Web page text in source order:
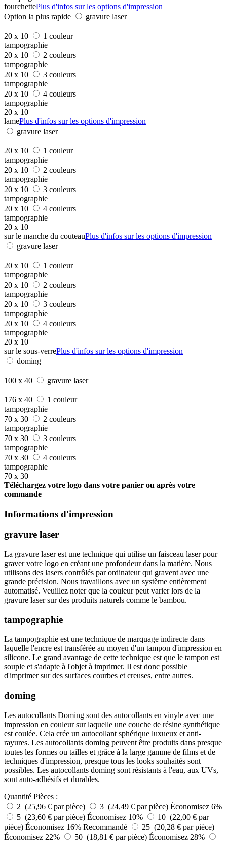
fourchettePlus d'infos sur les options d'impression
Option la plus rapide
gravure laser
20 x 10
1 couleur
tampographie
20 x 10
2 couleurs
tampographie
20 x 10
3 couleurs
tampographie
20 x 10
4 couleurs
tampographie
20 x 10
lamePlus d'infos sur les options d'impression
gravure laser
20 x 10
1 couleur
tampographie
20 x 10
2 couleurs
tampographie
20 x 10
3 couleurs
tampographie
20 x 10
4 couleurs
tampographie
20 x 10
sur le manche du couteauPlus d'infos sur les options d'impression
gravure laser
20 x 10
1 couleur
tampographie
20 x 10
2 couleurs
tampographie
20 x 10
3 couleurs
tampographie
20 x 10
4 couleurs
tampographie
20 x 10
sur le sous-verrePlus d'infos sur les options d'impression
doming
100 x 40 gravure laser
176 x 40
1 couleur
tampographie
70 x 30
2 couleurs
tampographie
70 x 30
3 couleurs
tampographie
70 x 30
4 couleurs
tampographie
70 x 30
Téléchargez votre logo dans votre panier ou après votre
commande
Informations d'impression
gravure laser
La gravure laser est une technique qui utilise un faisceau laser pour
graver votre logo en créant une profondeur dans la matière. Nous
utilisons des lasers contrôlés par ordinateur qui gravent avec une
grande précision. Nous travaillons avec un système entièrement
automatisé. Veuillez noter que la couleur peut varier lors de la
gravure laser sur des produits naturels comme le bambou.
tampographie
La tampographie est une technique de marquage indirecte dans
laquelle l'encre est transférée au moyen d'un tampon d'impression en
silicone. Le grand avantage de cette technique est que le tampon est
souple et s'adapte à l'objet à imprimer. Il est donc possible
d'imprimer sur des surfaces courbes et creuses, entre autres.
doming
Les autocollants Doming sont des autocollants en vinyle avec une
impression en couleur sur laquelle une couche de résine synthétique
est coulée. Cela crée un autocollant sphérique luxueux et anti-
rayures. Les autocollants doming peuvent être produits dans presque
toutes les formes ou tailles et grâce à la large gamme de films et de
techniques d'impression, presque tous les looks souhaités sont
possibles. Les autocollants doming sont résistants à l'eau, aux UVs,
sont auto-adhésifs et durables.
Quantité Pièces :
2 (25,96 € par pièce)
3 (24,49 € par pièce) Économisez 6%
5 (23,60 € par pièce) Économisez 10%
10 (22,00 € par
pièce) Économisez 16% Recommandé
25 (20,28 € par pièce)
Économisez 22%
50 (18,81 € par pièce) Économisez 28%